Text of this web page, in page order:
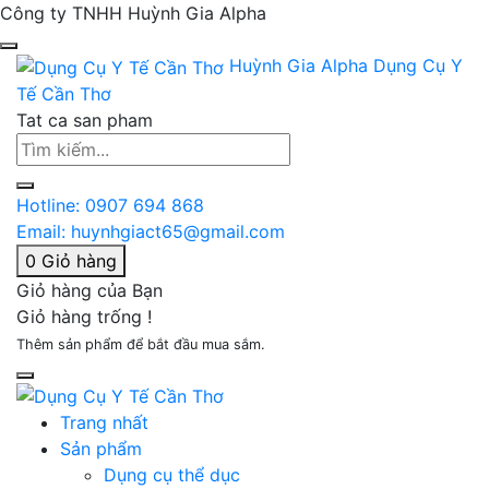
Công ty TNHH Huỳnh Gia Alpha
Huỳnh Gia Alpha Dụng Cụ Y
Tế Cần Thơ
Tat ca san pham
Hotline: 0907 694 868
Email: huynhgiact65@gmail.com
0 Giỏ hàng
Giỏ hàng của Bạn
Giỏ hàng trống !
Thêm sản phẩm để bắt đầu mua sắm.
Trang nhất
Sản phẩm
Dụng cụ thể dục